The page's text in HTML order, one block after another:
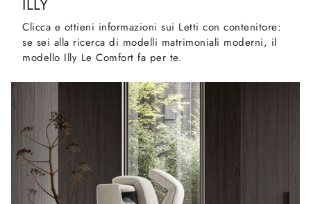
ILLY
Clicca e ottieni informazioni sui Letti con contenitore:
se sei alla ricerca di modelli matrimoniali moderni, il
modello Illy Le Comfort fa per te.